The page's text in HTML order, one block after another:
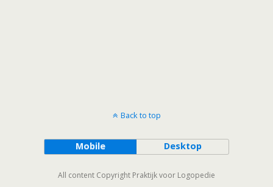
Back to top
Mobile Desktop
All content Copyright Praktijk voor Logopedie